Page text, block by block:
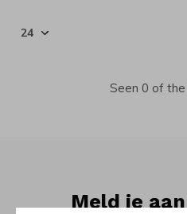
Seen 0 of
Meld je